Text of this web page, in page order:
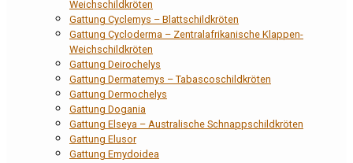
Weichschildkröten
Gattung Cyclemys – Blattschildkröten
Gattung Cycloderma – Zentralafrikanische Klappen-
Weichschildkröten
Gattung Deirochelys
Gattung Dermatemys – Tabascoschildkröten
Gattung Dermochelys
Gattung Dogania
Gattung Elseya – Australische Schnappschildkröten
Gattung Elusor
Gattung Emydoidea